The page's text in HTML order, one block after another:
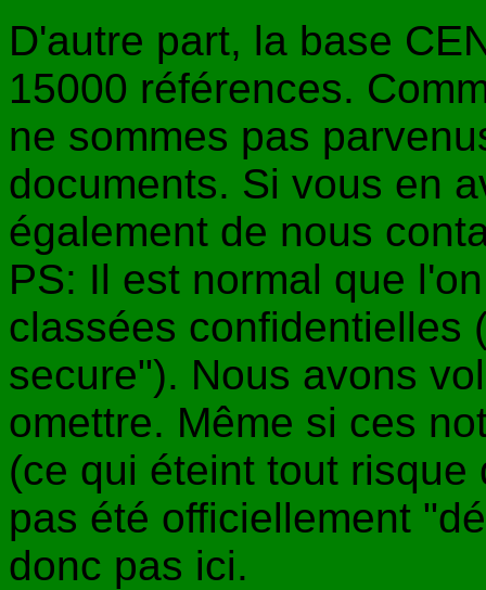
D'autre part, la base
15000 références.
ne sommes pas
documents. Si vous en
également de nous
PS: Il est normal que
classées confidentielles
secure"). Nous avons
omettre. Même si ces
(ce qui éteint tout
pas été officiellement
donc pas ici.